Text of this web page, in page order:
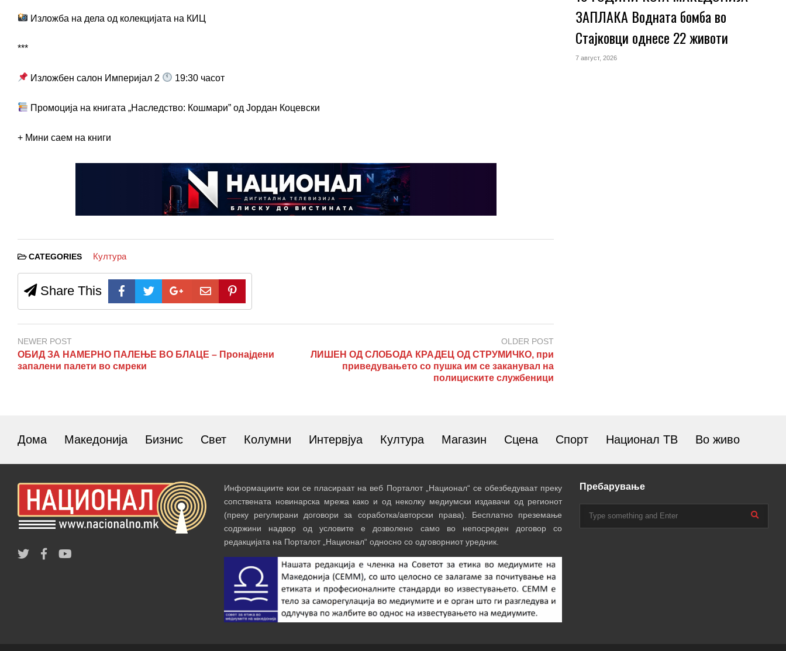
Изложба на дела од колекцијата на КИЦ
***
Изложбен салон Империјал 2 19:30 часот
Промоција на книгата „Наследство: Кoшмари” од Јордан Коцевски
+ Мини саем на книги
CATEGORIES Култура
Share This
NEWER POST
ОБИД ЗА НАМЕРНО ПАЛЕЊЕ ВО БЛАЦЕ – Пронајдени
запалени палети во смреки
OLDER POST
ЛИШЕН ОД СЛОБОДА КРАДЕЦ ОД СТРУМИЧКО, при
приведувањето со пушка им се заканувал на
полициските службеници
ЗАПЛАКА Водната бомба во
Стајковци однесе 22 животи
7 август, 2026
Дома Македонија Бизнис Свет Колумни Интервјуа Култура Магазин Сцена Спорт Национал ТВ Во живо
Информациите кои се пласираат на веб Порталот „Национал“ се обезбедуваат преку
сопствената новинарска мрежа како и од неколку медиумски издавачи од регионот
(преку регулирани договори за соработка/авторски права). Бесплатно преземање
содржини надвор од условите е дозволено само во непосреден договор со
редакцијата на Порталот „Национал“ односно со одговорниот уредник.
Пребарување